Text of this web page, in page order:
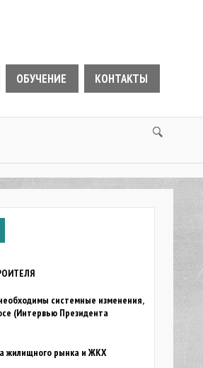
ОБУЧЕНИЕ КОНТАКТЫ
системные изменения,
(Интервью Президента
жилищного рынка и ЖКХ